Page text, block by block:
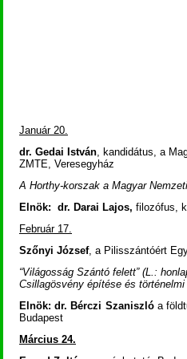
Január 20.
dr. Gedai István , kandidátus, a
ZMTE, Veresegyház
A Horthy-korszak a Magyar
Elnök: dr. Darai Lajos, filozófus,
Február 17.
Szőnyi József, a Pilisszántóért
“Világosság Szántó felett” (L.:
Csillagösvény építése és
Elnök: dr. Bérczi Szaniszlóa
Budapest
Március 24.